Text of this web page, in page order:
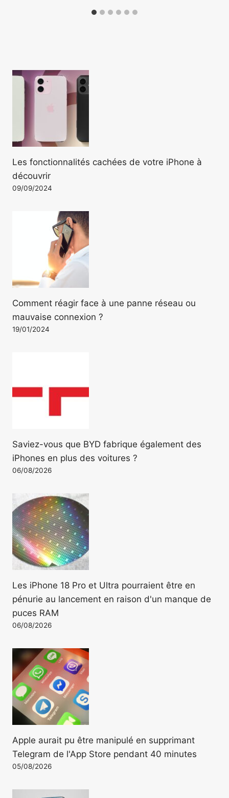
Les fonctionnalités cachées de votre iPhone à
découvrir
09/09/2024
Comment réagir face à une panne réseau ou
mauvaise connexion ?
19/01/2024
Saviez-vous que BYD fabrique également des
iPhones en plus des voitures ?
06/08/2026
Les iPhone 18 Pro et Ultra pourraient être en
pénurie au lancement en raison d'un manque de
puces RAM
06/08/2026
Apple aurait pu être manipulé en supprimant
Telegram de l'App Store pendant 40 minutes
05/08/2026